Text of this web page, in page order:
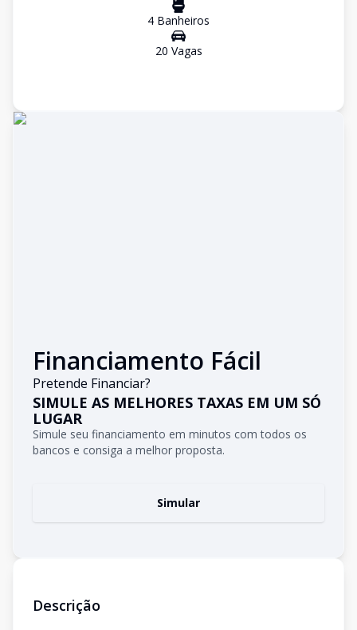
4 Banheiros
20 Vagas
Financiamento Fácil
Pretende Financiar?
SIMULE AS MELHORES TAXAS EM UM SÓ
LUGAR
Simule seu financiamento em minutos com todos os
bancos e consiga a melhor proposta.
Simular
Descrição